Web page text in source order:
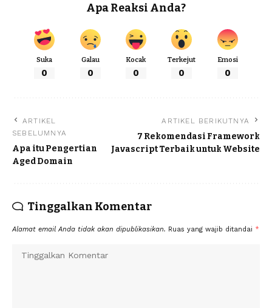
Apa Reaksi Anda?
Suka
0
Galau
0
Kocak
0
Terkejut
0
Emosi
0
ARTIKEL
SEBELUMNYA
Apa itu Pengertian
Aged Domain
ARTIKEL BERIKUTNYA
7 Rekomendasi Framework
Javascript Terbaik untuk Website
Tinggalkan Komentar
Alamat email Anda tidak akan dipublikasikan. Ruas yang wajib ditandai *